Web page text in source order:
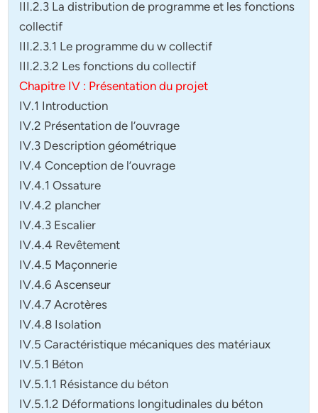
III.2.3 La distribution de programme et les fonctions
collectif
III.2.3.1 Le programme du w collectif
III.2.3.2 Les fonctions du collectif
Chapitre IV : Présentation du projet
IV.1 Introduction
IV.2 Présentation de l’ouvrage
IV.3 Description géométrique
IV.4 Conception de l’ouvrage
IV.4.1 Ossature
IV.4.2 plancher
IV.4.3 Escalier
IV.4.4 Revêtement
IV.4.5 Maçonnerie
IV.4.6 Ascenseur
IV.4.7 Acrotères
IV.4.8 Isolation
IV.5 Caractéristique mécaniques des matériaux
IV.5.1 Béton
IV.5.1.1 Résistance du béton
IV.5.1.2 Déformations longitudinales du béton